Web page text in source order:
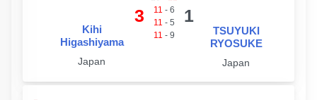
Kihi
Higashiyama
Japan
3
11 - 6
11 - 5
11 - 9
1
TSUYUKI
RYOSUKE
Japan